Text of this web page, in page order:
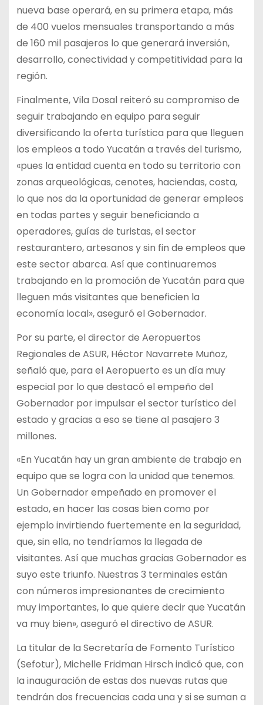
nueva base operará, en su primera etapa, más
de 400 vuelos mensuales transportando a más
de 160 mil pasajeros lo que generará inversión,
desarrollo, conectividad y competitividad para la
región.
Finalmente, Vila Dosal reiteró su compromiso de
seguir trabajando en equipo para seguir
diversificando la oferta turística para que lleguen
los empleos a todo Yucatán a través del turismo,
«pues la entidad cuenta en todo su territorio con
zonas arqueológicas, cenotes, haciendas, costa,
lo que nos da la oportunidad de generar empleos
en todas partes y seguir beneficiando a
operadores, guías de turistas, el sector
restaurantero, artesanos y sin fin de empleos que
este sector abarca. Así que continuaremos
trabajando en la promoción de Yucatán para que
lleguen más visitantes que beneficien la
economía local», aseguró el Gobernador.
Por su parte, el director de Aeropuertos
Regionales de ASUR, Héctor Navarrete Muñoz,
señaló que, para el Aeropuerto es un día muy
especial por lo que destacó el empeño del
Gobernador por impulsar el sector turístico del
estado y gracias a eso se tiene al pasajero 3
millones.
«En Yucatán hay un gran ambiente de trabajo en
equipo que se logra con la unidad que tenemos.
Un Gobernador empeñado en promover el
estado, en hacer las cosas bien como por
ejemplo invirtiendo fuertemente en la seguridad,
que, sin ella, no tendríamos la llegada de
visitantes. Así que muchas gracias Gobernador es
suyo este triunfo. Nuestras 3 terminales están
con números impresionantes de crecimiento
muy importantes, lo que quiere decir que Yucatán
va muy bien», aseguró el directivo de ASUR.
La titular de la Secretaría de Fomento Turístico
(Sefotur), Michelle Fridman Hirsch indicó que, con
la inauguración de estas dos nuevas rutas que
tendrán dos frecuencias cada una y si se suman a